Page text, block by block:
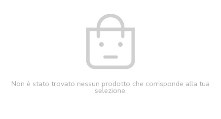
Non è stato trovato nessun prodotto che corrisponde alla tua
selezione.